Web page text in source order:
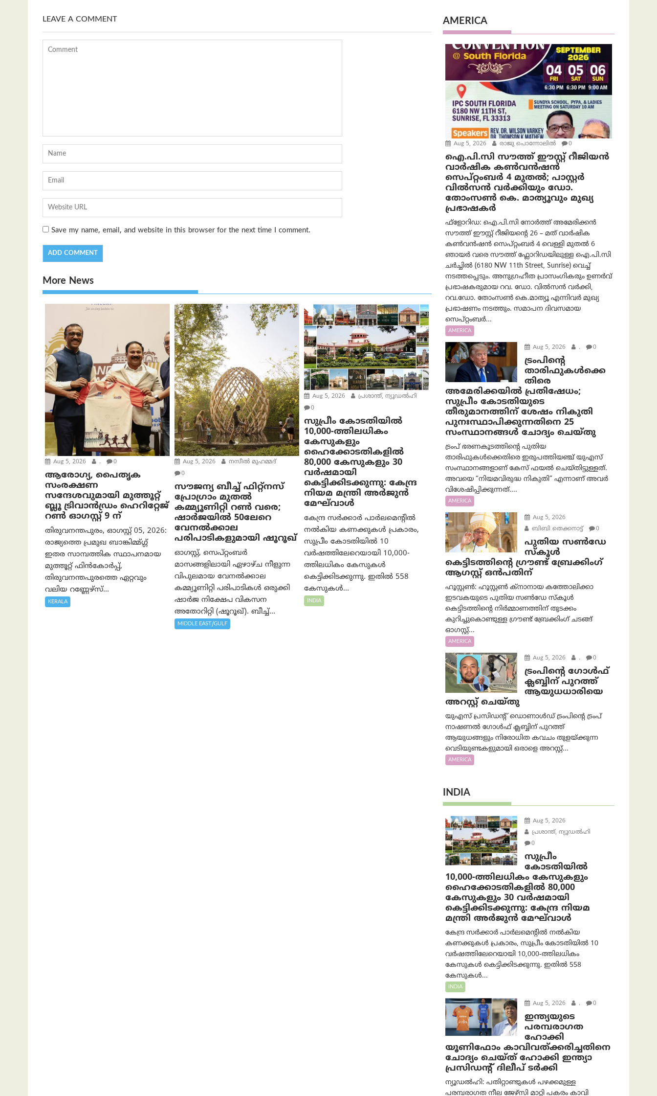
LEAVE A COMMENT
Save my name, email, and website in this browser for the next time I comment.
More News
Aug 5, 2026 . 0
ആരോഗ്യ, പൈതൃക
സംരക്ഷണ
സന്ദേശവുമായി മുത്തൂറ്റ്
ബ്ലൂ ട്രിവാൻഡ്രം ഹെറിറ്റേജ്
റൺ ഓഗസ്റ്റ് 9 ന്
തിരുവനന്തപുരം, ഓഗസ്റ്റ് 05, 2026:
രാജ്യത്തെ പ്രമുഖ ബാങ്കിമ്മ്ഗ്ഗ്
ഇതര സാമ്പത്തിക സ്ഥാപനമായ
മുത്തൂറ്റ് ഫിൻകോർപ്പ്,
തിരുവനന്തപുരത്തെ ഏറ്റവും
വലിയ റണ്ണേഴ്‌സ്...
KERALA
Aug 5, 2026
നസീല്‍ മുഹമ്മദ്
0
സൗജന്യ ബീച്ച് ഫിറ്റ്നസ്
പ്രോ​ഗ്രാം മുതൽ
കമ്മ്യൂണിറ്റി റൺ വരെ;
ഷാർജയിൽ 50ലേറെ
വേനൽക്കാല
പരിപാടികളുമായി ഷൂറൂഖ്
ഓഗസ്റ്റ്, സെപ്റ്റംബർ
മാസങ്ങളിലായി ഏഴാഴ്ച നീളുന്ന
വിപുലമായ വേനൽക്കാല
കമ്മ്യൂണിറ്റി പരിപാടികൾ ഒരുക്കി
ഷാർജ നിക്ഷേപ വികസന
അതോറിറ്റി (ഷൂറൂഖ്). ബീച്ച്...
MIDDLE EAST/GULF
Aug 5, 2026
പ്രശാന്ത്, ന്യൂഡല്‍ഹി
0
സുപ്രീം കോടതിയിൽ
10,000-ത്തിലധികം
കേസുകളും
ഹൈക്കോടതികളിൽ
80,000 കേസുകളും 30
വർഷമായി
കെട്ടിക്കിടക്കുന്നു: കേന്ദ്ര
നിയമ മന്ത്രി അര്‍ജുന്‍
മേഘ്‌വാള്‍
കേന്ദ്ര സർക്കാർ പാർലമെന്റിൽ
നൽകിയ കണക്കുകൾ പ്രകാരം,
സുപ്രീം കോടതിയിൽ 10
വർഷത്തിലേറെയായി 10,000-
ത്തിലധികം കേസുകൾ
കെട്ടിക്കിടക്കുന്നു. ഇതിൽ 558
കേസുകൾ...
INDIA
AMERICA
Aug 5, 2026 രാജു പൊന്നോലിൽ 0
ഐ.പി.സി സൗത്ത് ഈസ്റ്റ് റീജിയൻ
വാർഷിക കൺവൻഷൻ
സെപ്റ്റംബർ 4 മുതൽ; പാസ്റ്റർ
വിൽസൻ വർക്കിയും ഡോ.
തോംസൺ കെ. മാത്യൂവും മുഖ്യ
പ്രഭാഷകർ
ഫ്ളോറിഡ: ഐ.പി.സി നോർത്ത് അമേരിക്കൻ
സൗത്ത് ഈസ്റ്റ് റീജിയന്റെ 26 – മത് വാർഷിക
കൺവൻഷൻ സെപ്റ്റംബർ 4 വെള്ളി മുതൽ 6
ഞായർ വരെ സൗത്ത് ഫ്ലോറിഡയിലുള്ള ഐ.പി.സി
ചർച്ചിൽ (6180 NW 11th Street, Sunrise) വെച്ച്
നടത്തപ്പെടും. അനുഗ്രഹീത പ്രാസംഗികരും ഉണർവ്
പ്രഭാഷകരുമായ റവ. ഡോ. വിൽസൻ വർക്കി,
റവ.ഡോ. തോംസൺ കെ.മാത്യൂ എന്നിവർ മുഖ്യ
പ്രഭാഷണം നടത്തും. സമാപന ദിവസമായ
സെപ്റ്റംബർ...
AMERICA
Aug 5, 2026 . 0
ട്രംപിന്റെ
താരിഫുകൾക്കെ
തിരെ
അമേരിക്കയില്‍ പ്രതിഷേധം;
സുപ്രീം കോടതിയുടെ
തീരുമാനത്തിന് ശേഷം നികുതി
പുനഃസ്ഥാപിക്കുന്നതിനെ 25
സംസ്ഥാനങ്ങൾ ചോദ്യം ചെയ്തു
ട്രംപ് ഭരണകൂടത്തിന്റെ പുതിയ
താരിഫുകൾക്കെതിരെ ഇരുപത്തിയഞ്ച് യുഎസ്
സംസ്ഥാനങ്ങളാണ് കേസ് ഫയൽ ചെയ്തിട്ടുള്ളത്.
അവയെ “നിയമവിരുദ്ധ നികുതി” എന്നാണ് അവര്‍
വിശേഷിപ്പിക്കുന്നത്....
AMERICA
Aug 5, 2026
ബിബി തെക്കനാട്ട്
0
പുതിയ സൺഡേ
സ്കൂൾ
കെട്ടിടത്തിന്റെ ഗ്രൗണ്ട് ബ്രേക്കിംഗ്
ആഗസ്റ്റ് ഒൻപതിന്
ഹൂസ്റ്റൺ: ഹൂസ്റ്റൺ ക്നാനായ കത്തോലിക്കാ
ഇടവകയുടെ പുതിയ സൺഡേ സ്കൂൾ
കെട്ടിടത്തിന്റെ നിർമ്മാണത്തിന് തുടക്കം
കുറിച്ചുകൊണ്ടുള്ള ഗ്രൗണ്ട് ബ്രേക്കിംഗ് ചടങ്ങ്
ഓഗസ്റ്റ്...
AMERICA
Aug 5, 2026 . 0
ട്രംപിന്റെ ഗോൾഫ്
ക്ലബ്ബിന് പുറത്ത്
ആയുധധാരിയെ
അറസ്റ്റ് ചെയ്തു
യുഎസ് പ്രസിഡന്റ് ഡൊണാൾഡ് ട്രംപിന്റെ ട്രംപ്
നാഷണൽ ഗോൾഫ് ക്ലബ്ബിന് പുറത്ത്
ആയുധങ്ങളും നിരോധിത കവചം തുളയ്ക്കുന്ന
വെടിയുണ്ടകളുമായി ഒരാളെ അറസ്റ്റ്...
AMERICA
INDIA
Aug 5, 2026
പ്രശാന്ത്, ന്യൂഡല്‍ഹി
0
സുപ്രീം
കോടതിയിൽ
10,000-ത്തിലധികം കേസുകളും
ഹൈക്കോടതികളിൽ 80,000
കേസുകളും 30 വർഷമായി
കെട്ടിക്കിടക്കുന്നു: കേന്ദ്ര നിയമ
മന്ത്രി അര്‍ജുന്‍ മേഘ്‌വാള്‍
കേന്ദ്ര സർക്കാർ പാർലമെന്റിൽ നൽകിയ
കണക്കുകൾ പ്രകാരം, സുപ്രീം കോടതിയിൽ 10
വർഷത്തിലേറെയായി 10,000-ത്തിലധികം
കേസുകൾ കെട്ടിക്കിടക്കുന്നു. ഇതിൽ 558
കേസുകൾ...
INDIA
Aug 5, 2026 . 0
ഇന്ത്യയുടെ
പരമ്പരാഗത
ഹോക്കി
യൂണിഫോം കാവിവത്ക്കരിച്ചതിനെ
ചോദ്യം ചെയ്ത് ഹോക്കി ഇന്ത്യാ
പ്രസിഡന്റ് ദിലീപ് ടര്‍ക്കി
ന്യൂഡൽഹി: പതിറ്റാണ്ടുകൾ പഴക്കമുള്ള
പരമ്പരാഗത നീല ജേഴ്‌സി മാറ്റി പകരം കാവി